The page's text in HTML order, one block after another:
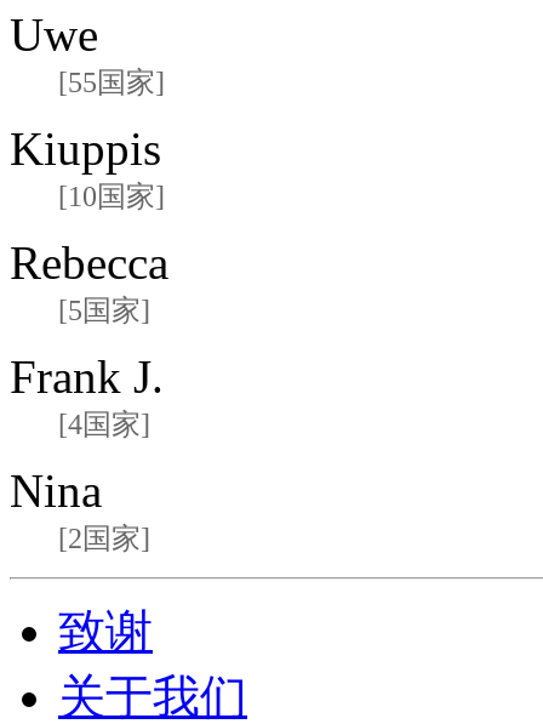
Uwe
[55国家]
Kiuppis
[10国家]
Rebecca
[5国家]
Frank J.
[4国家]
Nina
[2国家]
致谢
关于我们